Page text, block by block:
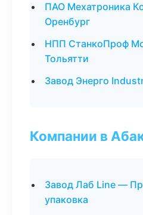
ПАО Мехатроника
Оренбург
НПП СтанкоПроф
Тольятти
Завод Энерго
Компании в
Завод Лаб Line —
упаковка